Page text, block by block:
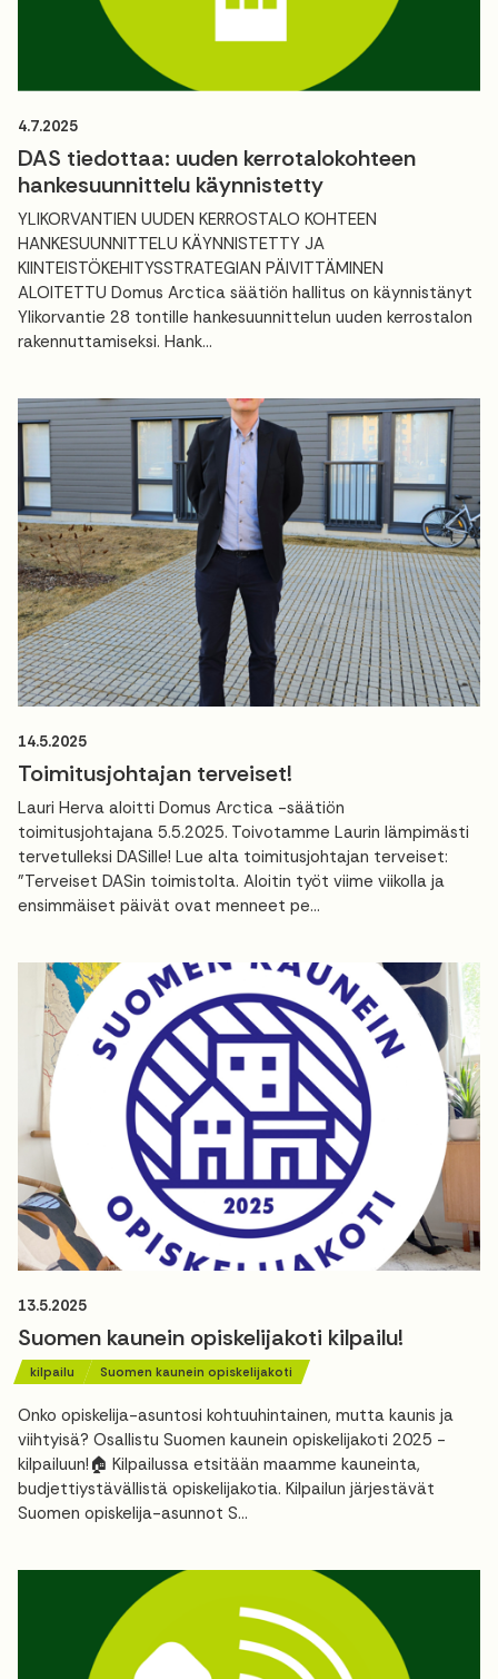
4.7.2025
DAS tiedottaa: uuden kerrotalokohteen
hankesuunnittelu käynnistetty
YLIKORVANTIEN UUDEN KERROSTALO KOHTEEN
HANKESUUNNITTELU KÄYNNISTETTY JA
KIINTEISTÖKEHITYSSTRATEGIAN PÄIVITTÄMINEN
ALOITETTU Domus Arctica säätiön hallitus on käynnistänyt
Ylikorvantie 28 tontille hankesuunnittelun uuden kerrostalon
rakennuttamiseksi. Hank...
14.5.2025
Toimitusjohtajan terveiset!
Lauri Herva aloitti Domus Arctica -säätiön
toimitusjohtajana 5.5.2025. Toivotamme Laurin lämpimästi
tervetulleksi DASille! Lue alta toimitusjohtajan terveiset:
"Terveiset DASin toimistolta. Aloitin työt viime viikolla ja
ensimmäiset päivät ovat menneet pe...
13.5.2025
Suomen kaunein opiskelijakoti kilpailu!
kilpailu Suomen kaunein opiskelijakoti
Onko opiskelija-asuntosi kohtuuhintainen, mutta kaunis ja
viihtyisä? Osallistu Suomen kaunein opiskelijakoti 2025 -
kilpailuun!🏠 Kilpailussa etsitään maamme kauneinta,
budjettiystävällistä opiskelijakotia. Kilpailun järjestävät
Suomen opiskelija-asunnot S...